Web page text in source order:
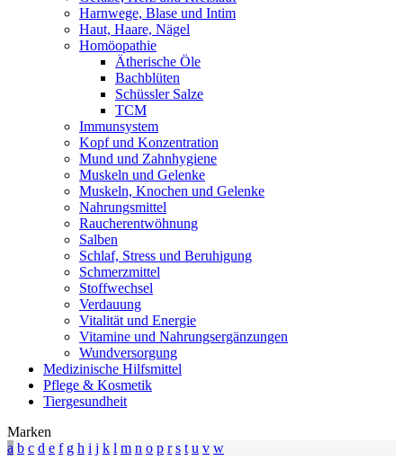
Harnwege, Blase und Intim
Haut, Haare, Nägel
Homöopathie
Ätherische Öle
Bachblüten
Schüssler Salze
TCM
Immunsystem
Kopf und Konzentration
Mund und Zahnhygiene
Muskeln und Gelenke
Muskeln, Knochen und Gelenke
Nahrungsmittel
Raucherentwöhnung
Salben
Schlaf, Stress und Beruhigung
Schmerzmittel
Stoffwechsel
Verdauung
Vitalität und Energie
Vitamine und Nahrungsergänzungen
Wundversorgung
Medizinische Hilfsmittel
Pflege & Kosmetik
Tiergesundheit
Marken
a b c d e f g h i j k l m n o p r s t u v w